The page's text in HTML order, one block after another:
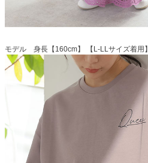
モデル 身長【160cm】 【L-LLサイズ着用】